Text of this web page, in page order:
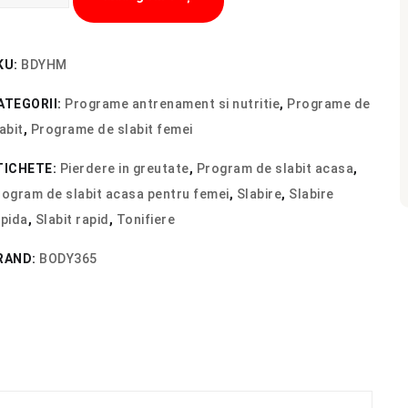
BDYHM
Programe antrenament si nutritie, Programe de
, Programe de slabit femei
Pierdere in greutate, Program de slabit acasa,
de slabit acasa pentru femei, Slabire, Slabire
, Slabit rapid , Tonifiere
BODY365